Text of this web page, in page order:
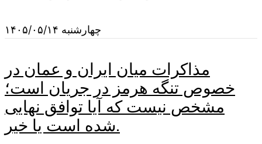
چهارشنبه ۱۴۰۵/۰۵/۱۴
مذاکرات میان ایران و عمان در
خصوص تنگه هرمز در جریان است؛
مشخص نیست که آیا توافق نهایی
شده است یا خیر.